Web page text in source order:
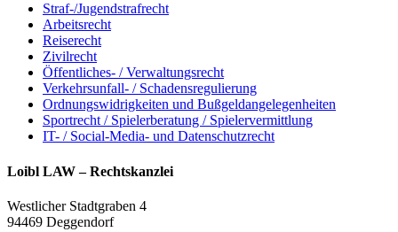
Straf-/Jugendstrafrecht
Arbeitsrecht
Reiserecht
Zivilrecht
Öffentliches- / Verwaltungsrecht
Verkehrsunfall- / Schadensregulierung
Ordnungswidrigkeiten und Bußgeldangelegenheiten
Sportrecht / Spielerberatung / Spielervermittlung
IT- / Social-Media- und Datenschutzrecht
Loibl LAW – Rechtskanzlei
Westlicher Stadtgraben 4
94469 Deggendorf